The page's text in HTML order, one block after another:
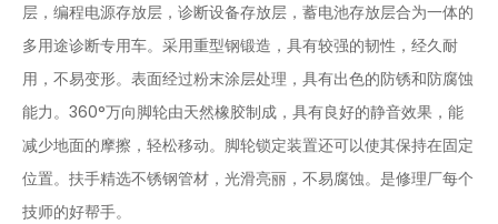
层，编程电源存放层，诊断设备存放层，蓄电池存放层合为一体的
多用途诊断专用车。采用重型钢锻造，具有较强的韧性，经久耐
用，不易变形。表面经过粉末涂层处理，具有出色的防锈和防腐蚀
能力。360°万向脚轮由天然橡胶制成，具有良好的静音效果，能
减少地面的摩擦，轻松移动。脚轮锁定装置还可以使其保持在固定
位置。扶手精选不锈钢管材，光滑亮丽，不易腐蚀。是修理厂每个
技师的好帮手。